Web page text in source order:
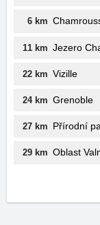
6 km
11 km Jezero
22 km Vizille
24 km Grenoble
27 km Přírodní
29 km Oblast